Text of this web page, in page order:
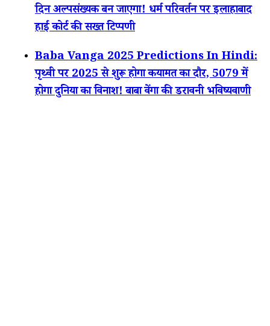
दिन अल्पसंख्यक बन जाएगा! धर्म परिवर्तन पर इलाहाबाद
हाई कोर्ट की सख्त टिप्पणी
Baba Vanga 2025 Predictions In Hindi:
पृथ्वी पर 2025 से शुरू होगा कयामत का दौर, 5079 में
होगा दुनिया का विनाश! बाबा वेंगा की डरावनी भविष्यवाणी